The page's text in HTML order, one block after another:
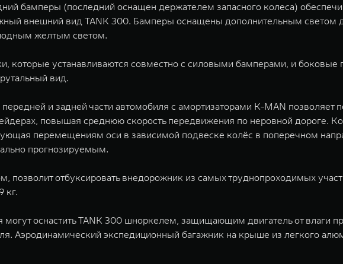
бамперы (последний оснащен держателем запасного колеса)
внешний вид TANK 300. Бамперы оснащены дополнительным светом
желтым светом.
которые устанавливаются совместно с силовыми бамперами, и боковые
вид.
и задней части автомобиля с амортизаторами K-MAN позволяет
повышая среднюю скорость передвижения по неровной дороге.
перемещениям оси в зависимой подвеске колёс в поперечном
прогнозируемым.
отбуксировать внедорожник из самых труднопроходимых
кг.
оснастить TANK 300 шноркелем, защищающим двигатель от влаги
Аэродинамический экспедиционный багажник на крыше из легкого